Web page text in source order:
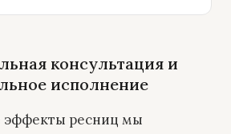
консультация и
исполнение
эффекты ресниц мы